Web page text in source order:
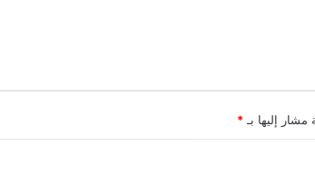
ل
م
مشار إليها بـ *